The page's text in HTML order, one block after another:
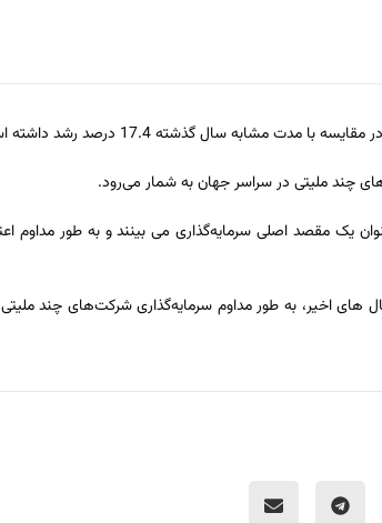
چند ملیتی در سراسر جهان به شمار می‌رود.
یک مقصد اصلی سرمایه‌گذاری می بینند و به طور مداوم
های اخیر، به طور مداوم سرمایه‌گذاری شرکت‌های چند